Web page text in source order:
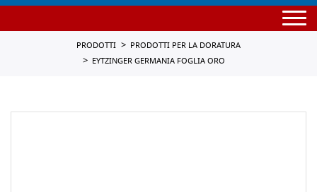
PRODOTTI
PRODOTTI PER LA DORATURA
EYTZINGER GERMANIA FOGLIA ORO